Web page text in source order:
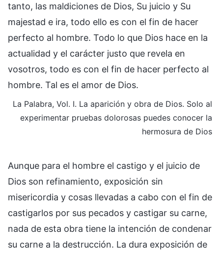
tanto, las maldiciones de Dios, Su juicio y Su
majestad e ira, todo ello es con el fin de hacer
perfecto al hombre. Todo lo que Dios hace en la
actualidad y el carácter justo que revela en
vosotros, todo es con el fin de hacer perfecto al
hombre. Tal es el amor de Dios.
La Palabra, Vol. I. La aparición y obra de Dios. Solo al
experimentar pruebas dolorosas puedes conocer la
hermosura de Dios
Aunque para el hombre el castigo y el juicio de
Dios son refinamiento, exposición sin
misericordia y cosas llevadas a cabo con el fin de
castigarlos por sus pecados y castigar su carne,
nada de esta obra tiene la intención de condenar
su carne a la destrucción. La dura exposición de